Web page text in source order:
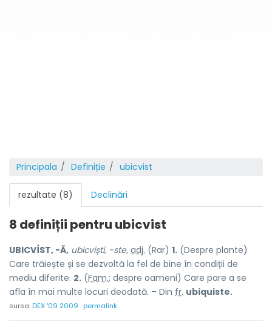
Principala Definiție ubicvist
rezultate (8) Declinări
8 definiții pentru ubicvist
UBICVÍST, -Ă, ubicviști, -ste, adj. (Rar) 1. (Despre plante)
Care trăiește și se dezvoltă la fel de bine în condiții de
mediu diferite. 2. (Fam.; despre oameni) Care pare a se
afla în mai multe locuri deodată. – Din fr. ubiquiste.
sursa:DEX '09 2009 permalink